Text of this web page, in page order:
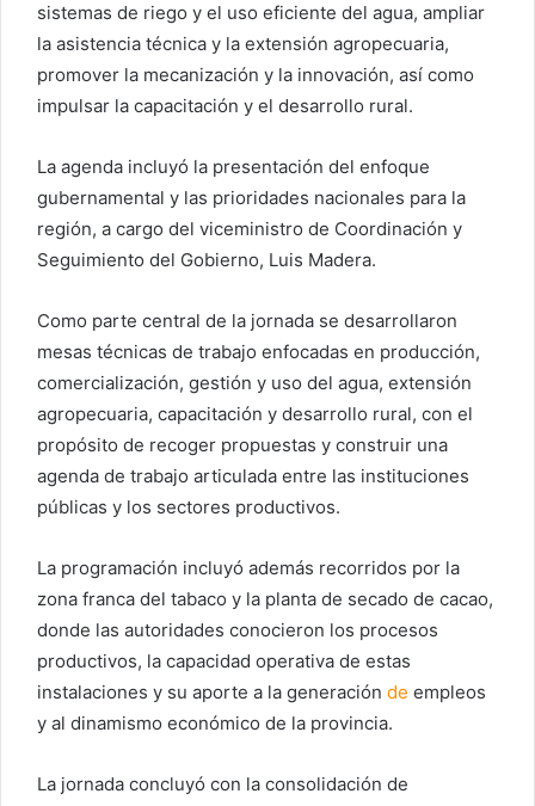
sistemas de riego y el uso eficiente del agua, ampliar
la asistencia técnica y la extensión agropecuaria,
promover la mecanización y la innovación, así como
impulsar la capacitación y el desarrollo rural.
La agenda incluyó la presentación del enfoque
gubernamental y las prioridades nacionales para la
región, a cargo del viceministro de Coordinación y
Seguimiento del Gobierno, Luis Madera.
Como parte central de la jornada se desarrollaron
mesas técnicas de trabajo enfocadas en producción,
comercialización, gestión y uso del agua, extensión
agropecuaria, capacitación y desarrollo rural, con el
propósito de recoger propuestas y construir una
agenda de trabajo articulada entre las instituciones
públicas y los sectores productivos.
La programación incluyó además recorridos por la
zona franca del tabaco y la planta de secado de cacao,
donde las autoridades conocieron los procesos
productivos, la capacidad operativa de estas
instalaciones y su aporte a la generación de empleos
y al dinamismo económico de la provincia.
La jornada concluyó con la consolidación de